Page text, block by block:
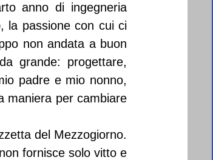
anno di ingegneria
la passione con cui ci
non andata a buon
grande: progettare,
padre e mio nonno,
maniera per cambiare
del Mezzogiorno.
fornisce solo vitto e